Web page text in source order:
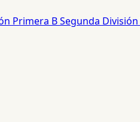
Primera BSegunda División